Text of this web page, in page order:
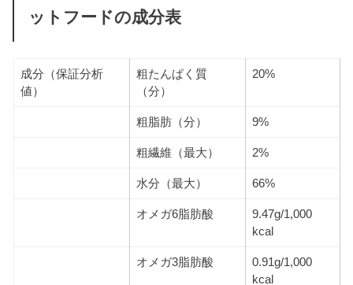
ットフードの成分表
成分（保証分析
値）
粗たんぱく質
（分）
20%
粗脂肪（分） 9%
粗繊維（最大） 2%
水分（最大） 66%
オメガ6脂肪酸
9.47g/1,000
kcal
オメガ3脂肪酸
0.91g/1,000
kcal